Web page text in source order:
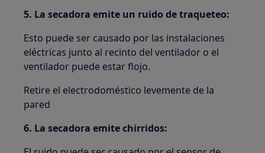
5. La secadora emite un ruido de traqueteo:
Esto puede ser causado por las instalaciones
eléctricas junto al recinto del ventilador o el
ventilador puede estar flojo.
Retire el electrodoméstico levemente de la
pared
6. La secadora emite chirridos: